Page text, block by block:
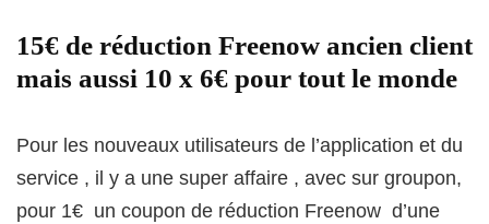
15€ de réduction Freenow ancien client
mais aussi 10 x 6€ pour tout le monde
Pour les nouveaux utilisateurs de l’application et du
service , il y a une super affaire , avec sur groupon,
pour 1€ un coupon de réduction Freenow d’une